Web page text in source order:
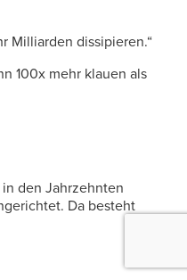
Milliarden dissipieren.“
100x mehr klauen als
den Jahrzehnten
Da besteht